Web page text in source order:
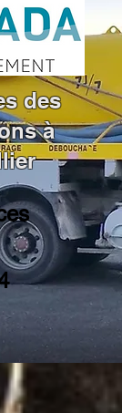
des
à